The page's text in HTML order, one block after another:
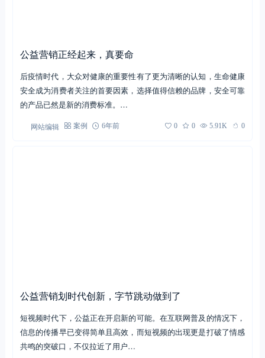
公益营销正经起来，真要命
后疫情时代，大众对健康的重要性有了更为清晰的认知，生命健康
安全成为消费者关注的首要因素，选择值得信赖的品牌，安全可靠
的产品已然是新的消费标准。…
网站编辑 案例 6年前 0 0 5.91K 0
公益营销划时代创新，字节跳动做到了
短视频时代下，公益正在开启新的可能。在互联网普及的情况下，
信息的传播早已变得简单且高效，而短视频的出现更是打破了情感
共鸣的突破口，不仅拉近了用户…